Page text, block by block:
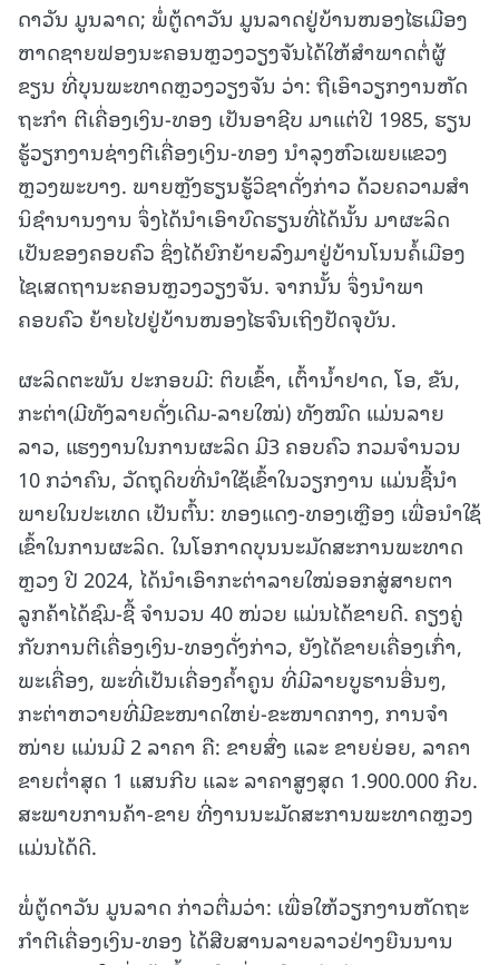
ດາວັນ ມູນລາດ; ພໍ່ຕູ້ດາວັນ ມູນລາດຢູ່ບ້ານໜອງໄຮເມືອງ
ຫາດຊາຍຟອງນະຄອນຫຼວງວຽງຈັນໄດ້ໃຫ້ສໍາພາດຕໍ່ຜູ້
ຂຽນ ທີ່ບຸນພະທາດຫຼວງວຽງຈັນ ວ່າ: ຖືເອົາວຽກງານຫັດ
ຖະກໍາ ຕີເຄື່ອງເງິນ-ທອງ ເປັນອາຊີບ ມາແຕ່ປີ 1985, ຮຽນ
ຮູ້ວຽກງານຊ່າງຕີເຄື່ອງເງິນ-ທອງ ນໍາລຸງຫົວເພຍແຂວງ
ຫຼວງພະບາງ. ພາຍຫຼັງຮຽນຮູ້ວິຊາດັ່ງກ່າວ ດ້ວຍຄວາມສຳ
ນິຊໍານານງານ ຈຶ່ງໄດ້ນໍາເອົາບົດຮຽນທີ່ໄດ້ນັ້ນ ມາຜະລິດ
ເປັນຂອງຄອບຄົວ ຊຶ່ງໄດ້ຍົກຍ້າຍລົງມາຢູ່ບ້ານໂນນຄໍ້ເມືອງ
ໄຊເສດຖານະຄອນຫຼວງວຽງຈັນ. ຈາກນັ້ນ ຈຶ່ງນໍາພາ
ຄອບຄົວ ຍ້າຍໄປຢູ່ບ້ານໜອງໄຮຈົນເຖິງປັດຈຸບັນ.
ຜະລິດຕະພັນ ປະກອບມີ: ຕິບເຂົ້າ, ເຕົ້ານໍ້າຢາດ, ໂອ, ຂັນ,
ກະຕ່າ(ມີທັງລາຍດັ່ງເດີມ-ລາຍໃໝ່) ທັງໝົດ ແມ່ນລາຍ
ລາວ, ແຮງງານໃນການຜະລິດ ມີ3 ຄອບຄົວ ກວມຈໍານວນ
10 ກວ່າຄົນ, ວັດຖຸດິບທີ່ນໍາໃຊ້ເຂົ້າໃນວຽກງານ ແມ່ນຊື້ນໍາ
ພາຍໃນປະເທດ ເປັນຕົ້ນ: ທອງແດງ-ທອງເຫຼືອງ ເພື່ອນໍາໃຊ້
ເຂົ້າໃນການຜະລິດ. ໃນໂອກາດບຸນນະມັດສະການພະທາດ
ຫຼວງ ປີ 2024, ໄດ້ນໍາເອົາກະຕ່າລາຍໃໝ່ອອກສູ່ສາຍຕາ
ລູກຄ້າໄດ້ຊົມ-ຊື້ ຈໍານວນ 40 ໜ່ວຍ ແມ່ນໄດ້ຂາຍດີ. ຄຽງຄູ່
ກັບການຕີເຄື່ອງເງິນ-ທອງດັ່ງກ່າວ, ຍັງໄດ້ຂາຍເຄື່ອງເກົ່າ,
ພະເຄື່ອງ, ພະທີ່ເປັນເຄື່ອງຄໍ້າຄູນ ທີ່ມີລາຍບູຮານອື່ນໆ,
ກະຕ່າຫວາຍທີ່ມີຂະໜາດໃຫຍ່-ຂະໜາດກາງ, ການຈໍາ
ໜ່າຍ ແມ່ນມີ 2 ລາຄາ ຄື: ຂາຍສົ່ງ ແລະ ຂາຍຍ່ອຍ, ລາຄາ
ຂາຍຕໍ່າສຸດ 1 ແສນກີບ ແລະ ລາຄາສູງສຸດ 1.900.000 ກີບ.
ສະພາບການຄ້າ-ຂາຍ ທີ່ງານນະມັດສະການພະທາດຫຼວງ
ແມ່ນໄດ້ດີ.
ພໍ່ຕູ້ດາວັນ ມູນລາດ ກ່າວຕື່ມວ່າ: ເພື່ອໃຫ້ວຽກງານຫັດຖະ
ກໍາຕີເຄື່ອງເງິນ-ທອງ ໄດ້ສືບສານລາຍລາວຢ່າງຍືນນານ